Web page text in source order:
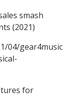
smash
(2021)
04/gear4music
for